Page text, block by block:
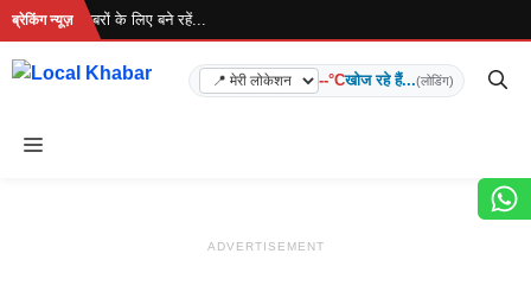
Skip
content
ब्रेकिंग न्यूज़
है... ताज़ा खबरों के लिए बने रहें...
--°Cखोज रहे हैं...(लोडिंग)
Menu
ADVERTISEMENT